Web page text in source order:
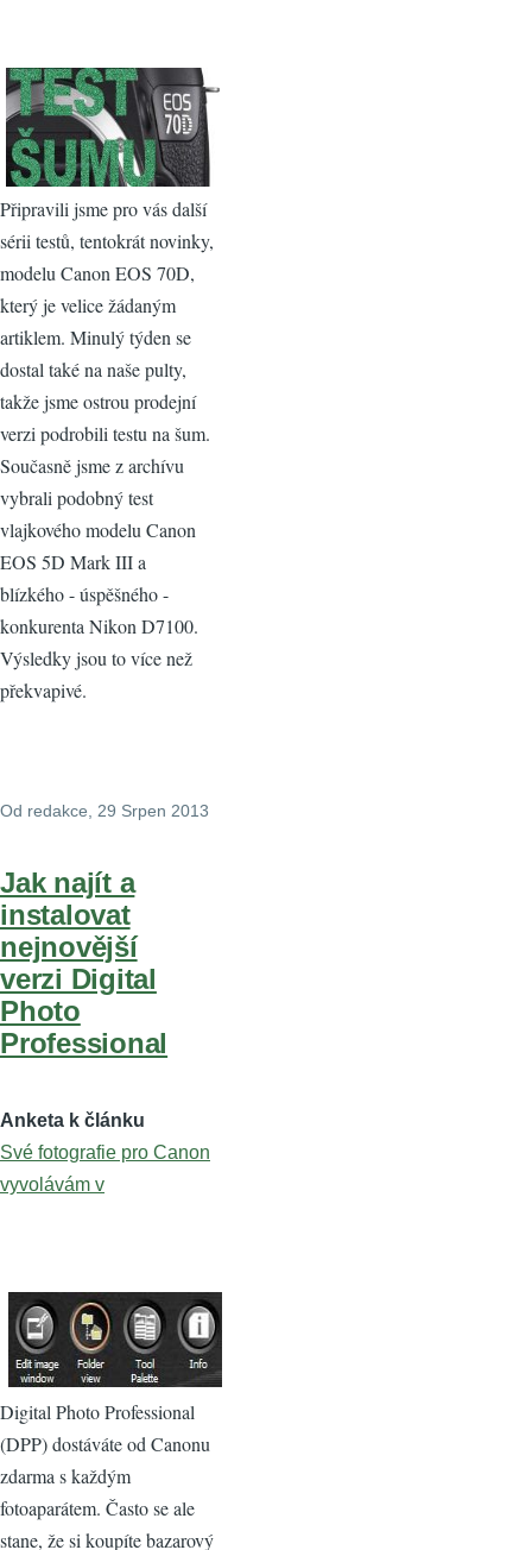
Připravili jsme pro vás další
sérii testů, tentokrát novinky,
modelu Canon EOS 70D,
který je velice žádaným
artiklem. Minulý týden se
dostal také na naše pulty,
takže jsme ostrou prodejní
verzi podrobili testu na šum.
Současně jsme z archívu
vybrali podobný test
vlajkového modelu Canon
EOS 5D Mark III a
blízkého - úspěšného -
konkurenta Nikon D7100.
Výsledky jsou to více než
překvapivé.
Od redakce , 29 Srpen 2013
Jak najít a
instalovat
nejnovější
verzi Digital
Photo
Professional
Anketa k článku
Své fotografie pro Canon
vyvolávám v
Digital Photo Professional
(DPP) dostáváte od Canonu
zdarma s každým
fotoaparátem. Často se ale
stane, že si koupíte bazarový